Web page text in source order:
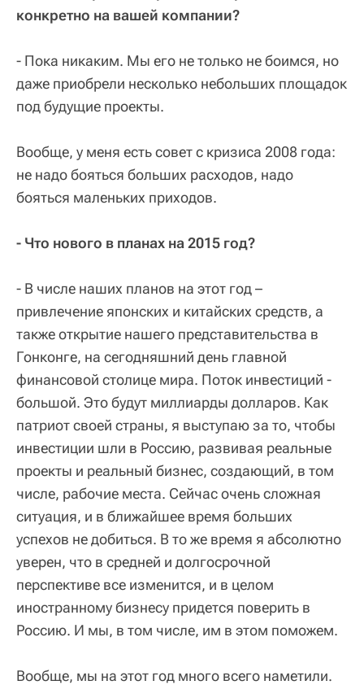
конкретно на вашей компании?
- Пока никаким. Мы его не только не боимся, но
даже приобрели несколько небольших площадок
под будущие проекты.
Вообще, у меня есть совет с кризиса 2008 года:
не надо бояться больших расходов, надо
бояться маленьких приходов.
- Что нового в планах на 2015 год?
- В числе наших планов на этот год –
привлечение японских и китайских средств, а
также открытие нашего представительства в
Гонконге, на сегодняшний день главной
финансовой столице мира. Поток инвестиций -
большой. Это будут миллиарды долларов. Как
патриот своей страны, я выступаю за то, чтобы
инвестиции шли в Россию, развивая реальные
проекты и реальный бизнес, создающий, в том
числе, рабочие места. Сейчас очень сложная
ситуация, и в ближайшее время больших
успехов не добиться. В то же время я абсолютно
уверен, что в средней и долгосрочной
перспективе все изменится, и в целом
иностранному бизнесу придется поверить в
Россию. И мы, в том числе, им в этом поможем.
Вообще, мы на этот год много всего наметили.